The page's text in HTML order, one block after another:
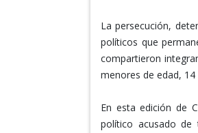
La persecución,
políticos que
compartieron
menores de edad,
En esta edición de
político acusado